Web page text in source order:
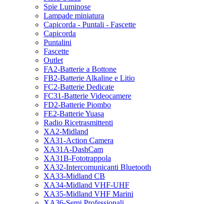
Spie Luminose
Lampade miniatura
Capicorda - Puntali - Fascette
Capicorda
Puntalini
Fascette
Outlet
FA2-Batterie a Bottone
FB2-Batterie Alkaline e Litio
FC2-Batterie Dedicate
FC31-Batterie Videocamere
FD2-Batterie Piombo
FE2-Batterie Yuasa
Radio Ricetrasmittenti
XA2-Midland
XA31-Action Camera
XA31A-DashCam
XA31B-Fototrappola
XA32-Intercomunicanti Bluetooth
XA33-Midland CB
XA34-Midland VHF-UHF
XA35-Midland VHF Marini